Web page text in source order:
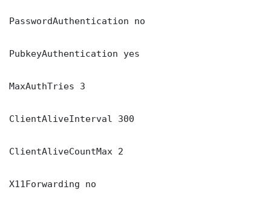
PasswordAuthentication no
PubkeyAuthentication yes
MaxAuthTries 3
ClientAliveInterval 300
ClientAliveCountMax 2
X11Forwarding no